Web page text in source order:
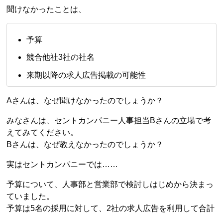
聞けなかったことは、
予算
競合他社3社の社名
来期以降の求人広告掲載の可能性
Aさんは、なぜ聞けなかったのでしょうか？
みなさんは、セントカンパニー人事担当Bさんの立場で考
えてみてください。
Bさんは、なぜ教えなかったのでしょうか？
実はセントカンパニーでは……
予算について、人事部と営業部で検討しはじめから決まっ
ていました。
予算は5名の採用に対して、2社の求人広告を利用して合計